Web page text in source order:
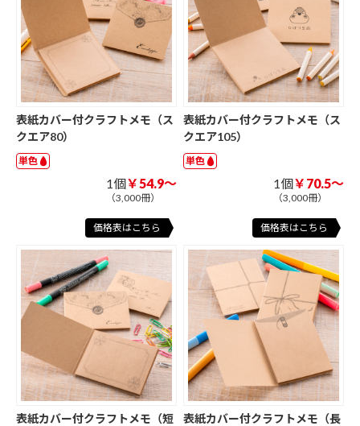
表紙カバー付クラフトメモ（ス
クエア80）
単色
1個￥54.9～
（3,000冊）
価格表はこちら
表紙カバー付クラフトメモ（ス
クエア105）
単色
1個￥70.5～
（3,000冊）
価格表はこちら
表紙カバー付クラフトメモ（短
表紙カバー付クラフトメモ（長